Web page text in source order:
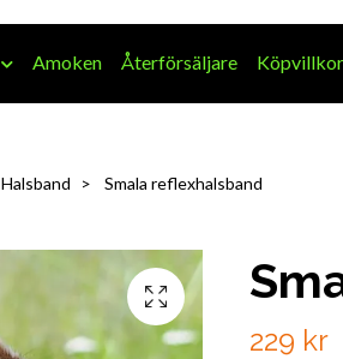
Amoken Återförsäljare Köpvillkor
Halsband Smala reflexhalsband
229 kr